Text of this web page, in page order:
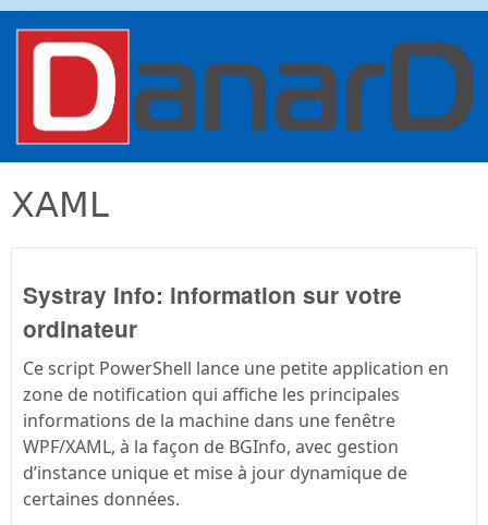
danard.net
XAML
Systray Info: information sur votre
ordinateur
Ce script PowerShell lance une petite application en
zone de notification qui affiche les principales
informations de la machine dans une fenêtre
WPF/XAML, à la façon de BGInfo, avec gestion
d’instance unique et mise à jour dynamique de
certaines données.